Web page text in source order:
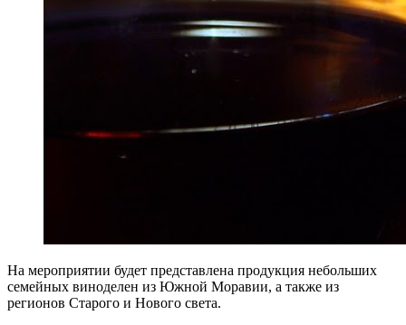
На мероприятии будет представлена продукция небольших
семейных виноделен из Южной Моравии, а также из
регионов Старого и Нового света.